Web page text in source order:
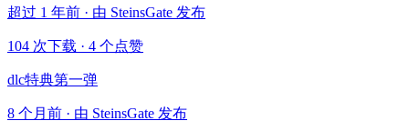
超过 1 年前 · 由 SteinsGate 发布
104 次下载 · 4 个点赞
dlc特典第一弹
8 个月前 · 由 SteinsGate 发布